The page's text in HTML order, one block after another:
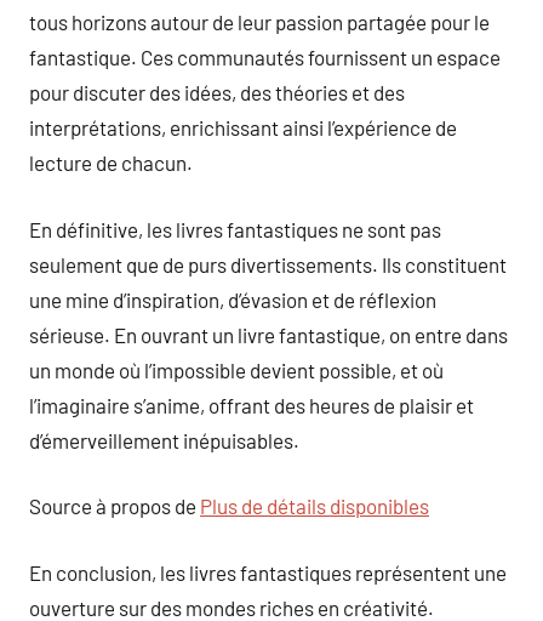
tous horizons autour de leur passion partagée pour le
fantastique. Ces communautés fournissent un espace
pour discuter des idées, des théories et des
interprétations, enrichissant ainsi l’expérience de
lecture de chacun.
En définitive, les livres fantastiques ne sont pas
seulement que de purs divertissements. Ils constituent
une mine d’inspiration, d’évasion et de réflexion
sérieuse. En ouvrant un livre fantastique, on entre dans
un monde où l’impossible devient possible, et où
l’imaginaire s’anime, offrant des heures de plaisir et
d’émerveillement inépuisables.
Source à propos de Plus de détails disponibles
En conclusion, les livres fantastiques représentent une
ouverture sur des mondes riches en créativité.